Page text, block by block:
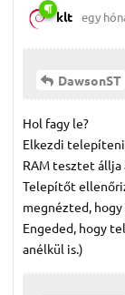
klt egy
DawsonST
Hol fagy le?
Elkezdi
RAM tesztet állja
Telepítőt
megnézted,
Engeded, hogy
anélkül is.)